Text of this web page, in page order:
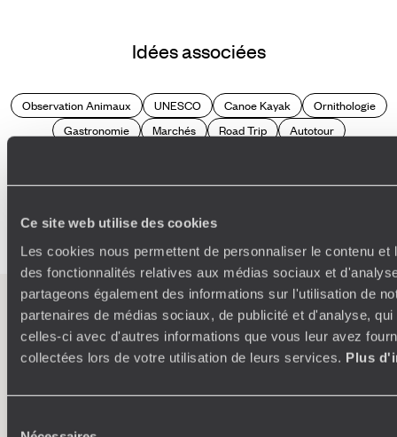
Ce site web utilise des cookies
Les cookies nous permettent de personnaliser le contenu et
des fonctionnalités relatives aux médias sociaux et
partageons également des informations sur l'utilisation de
partenaires de médias sociaux, de publicité et d'analyse,
celles-ci avec d'autres informations que vous leur avez
collectées lors de votre utilisation de leurs services. Plus
Idées associées
Observation Animaux UNESCO Canoe Kayak
Ornithologie
Gastronomie
Marchés Road Trip
Autotour
L’espritVoyageurs du
Monde
Voyager en toute liberté selon ses envies,